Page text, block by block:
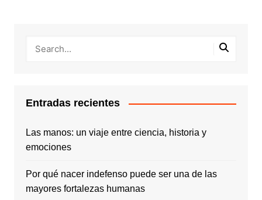
Entradas recientes
Las manos: un viaje entre ciencia, historia y
emociones
Por qué nacer indefenso puede ser una de las
mayores fortalezas humanas